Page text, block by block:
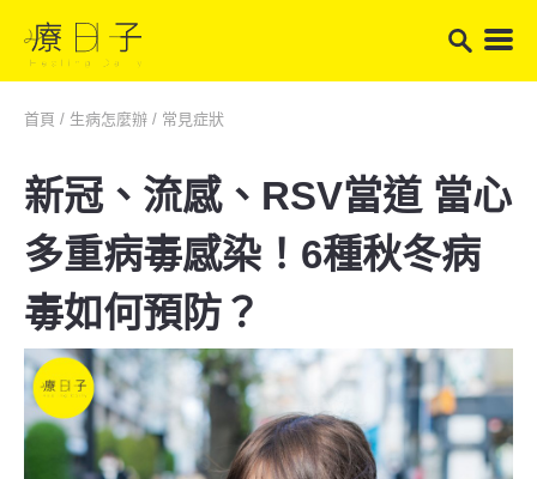
首頁 / 生病怎麼辦 / 常見症狀
新冠、流感、RSV當道 當心
多重病毒感染！6種秋冬病
毒如何預防？